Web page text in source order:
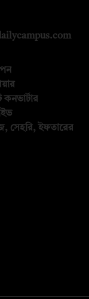
কনভার্টার
সেহরি, ইফতারের